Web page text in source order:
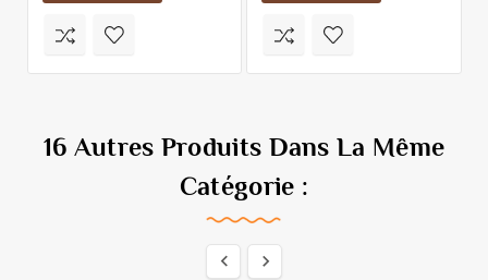
16 Autres Produits Dans La Même
Catégorie :
 